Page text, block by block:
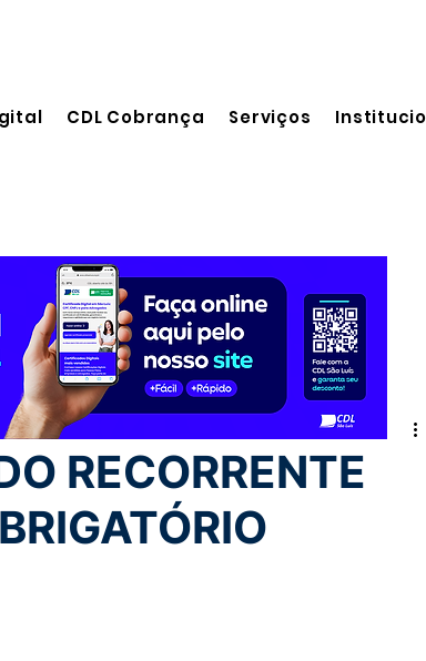
CDL Cobrança Serviços
RECORRENTE